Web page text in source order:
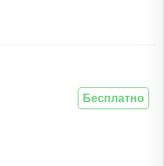
Бесплатно